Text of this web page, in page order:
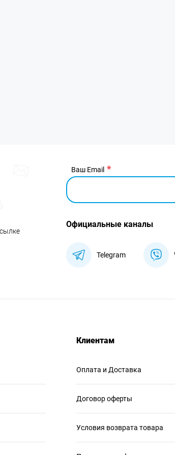
Ваш Email
Официальные каналы
Telegram
Клиентам
Оплата и Доставка
Договор оферты
Условия возврата товара